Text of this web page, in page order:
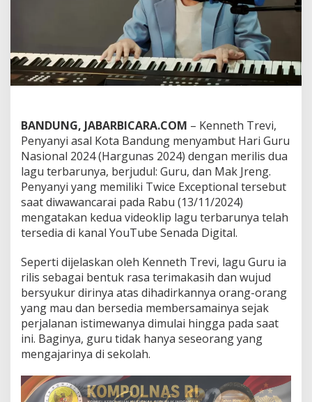
0
2
4
,
K
e
n
t
h
T
e
v
i
R
l
s
L
a
g
u
“
G
u
u
”
BANDUNG, JABARBICARA.COM – Kenneth Trevi,
Penyanyi asal Kota Bandung menyambut Hari Guru
Nasional 2024 (Hargunas 2024) dengan merilis dua
lagu terbarunya, berjudul: Guru, dan Mak Jreng.
Penyanyi yang memiliki Twice Exceptional tersebut
saat diwawancarai pada Rabu (13/11/2024)
mengatakan kedua videoklip lagu terbarunya telah
tersedia di kanal YouTube Senada Digital.
Seperti dijelaskan oleh Kenneth Trevi, lagu Guru ia
rilis sebagai bentuk rasa terimakasih dan wujud
bersyukur dirinya atas dihadirkannya orang-orang
yang mau dan bersedia membersamainya sejak
perjalanan istimewanya dimulai hingga pada saat
ini. Baginya, guru tidak hanya seseorang yang
mengajarinya di sekolah.